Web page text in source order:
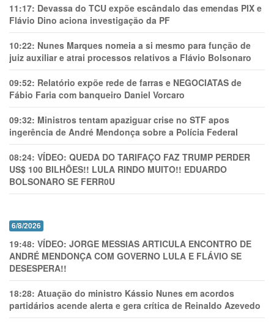
11:17: Devassa do TCU expõe escândalo das emendas PIX e
Flávio Dino aciona investigação da PF
10:22: Nunes Marques nomeia a si mesmo para função de
juiz auxiliar e atrai processos relativos a Flávio Bolsonaro
09:52: Relatório expõe rede de farras e NEGOCIATAS de
Fábio Faria com banqueiro Daniel Vorcaro
09:32: Ministros tentam apaziguar crise no STF apos
ingerência de André Mendonça sobre a Polícia Federal
08:24: VÍDEO: QUEDA DO TARIFAÇO FAZ TRUMP PERDER
US$ 100 BILHÕES!! LULA RINDO MUITO!! EDUARDO
BOLSONARO SE FERR0U
6/8/2026
19:48: VÍDEO: JORGE MESSIAS ARTICULA ENCONTRO DE
ANDRÉ MENDONÇA COM GOVERNO LULA E FLÁVIO SE
DESESPERA!!
18:28: Atuação do ministro Kássio Nunes em acordos
partidários acende alerta e gera crítica de Reinaldo Azevedo